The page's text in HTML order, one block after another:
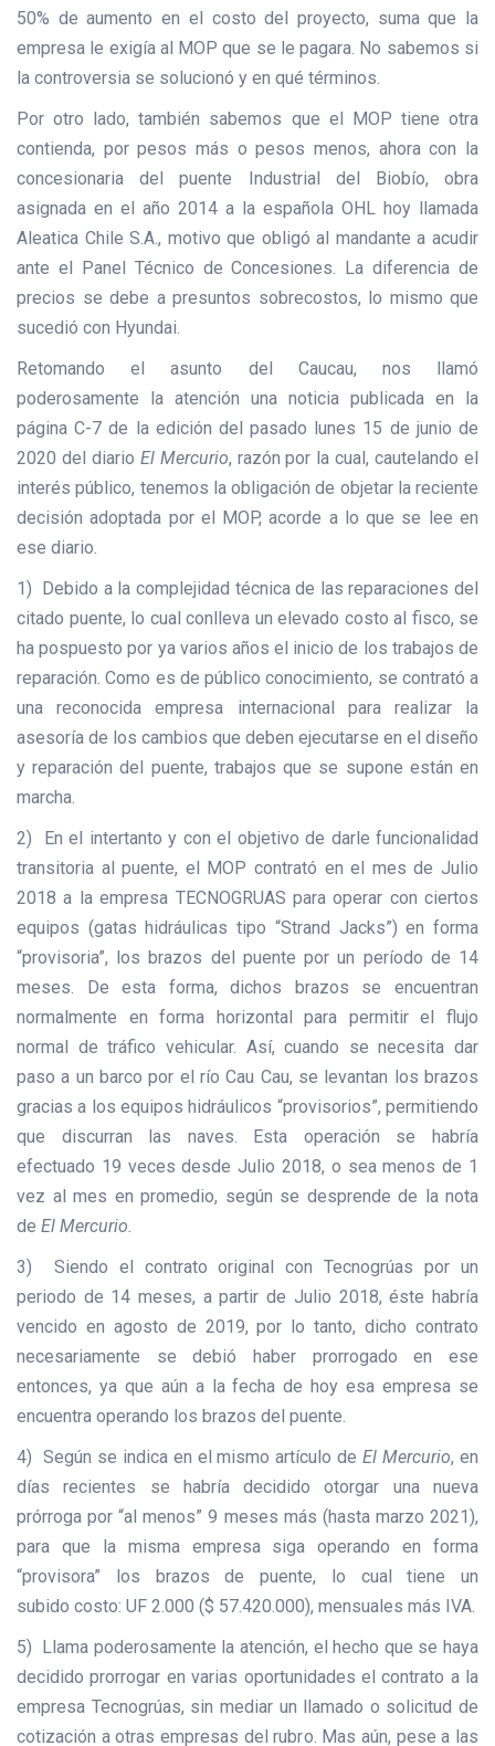
50% de aumento en el costo del proyecto, suma que la
empresa le exigía al MOP que se le pagara. No sabemos si
la controversia se solucionó y en qué términos.
Por otro lado, también sabemos que el MOP tiene otra
contienda, por pesos más o pesos menos, ahora con la
concesionaria del puente Industrial del Biobío, obra
asignada en el año 2014 a la española OHL hoy llamada
Aleatica Chile S.A., motivo que obligó al mandante a acudir
ante el Panel Técnico de Concesiones. La diferencia de
precios se debe a presuntos sobrecostos, lo mismo que
sucedió con Hyundai.
Retomando el asunto del Caucau, nos llamó
poderosamente la atención una noticia publicada en la
página C-7 de la edición del pasado lunes 15 de junio de
2020 del diario El Mercurio, razón por la cual, cautelando el
interés público, tenemos la obligación de objetar la reciente
decisión adoptada por el MOP, acorde a lo que se lee en
ese diario.
1) Debido a la complejidad técnica de las reparaciones del
citado puente, lo cual conlleva un elevado costo al fisco, se
ha pospuesto por ya varios años el inicio de los trabajos de
reparación. Como es de público conocimiento, se contrató a
una reconocida empresa internacional para realizar la
asesoría de los cambios que deben ejecutarse en el diseño
y reparación del puente, trabajos que se supone están en
marcha.
2) En el intertanto y con el objetivo de darle funcionalidad
transitoria al puente, el MOP contrató en el mes de Julio
2018 a la empresa TECNOGRUAS para operar con ciertos
equipos (gatas hidráulicas tipo “Strand Jacks”) en forma
“provisoria”, los brazos del puente por un período de 14
meses. De esta forma, dichos brazos se encuentran
normalmente en forma horizontal para permitir el flujo
normal de tráfico vehicular. Así, cuando se necesita dar
paso a un barco por el río Cau Cau, se levantan los brazos
gracias a los equipos hidráulicos “provisorios”, permitiendo
que discurran las naves. Esta operación se habría
efectuado 19 veces desde Julio 2018, o sea menos de 1
vez al mes en promedio, según se desprende de la nota
de El Mercurio.
3) Siendo el contrato original con Tecnogrúas por un
periodo de 14 meses, a partir de Julio 2018, éste habría
vencido en agosto de 2019, por lo tanto, dicho contrato
necesariamente se debió haber prorrogado en ese
entonces, ya que aún a la fecha de hoy esa empresa se
encuentra operando los brazos del puente.
4) Según se indica en el mismo artículo deEl Mercurio, en
días recientes se habría decidido otorgar una nueva
prórroga por “al menos” 9 meses más (hasta marzo 2021),
para que la misma empresa siga operando en forma
“provisora” los brazos de puente, lo cual tiene un
subido costo: UF 2.000 ($ 57.420.000), mensuales más IVA.
5) Llama poderosamente la atención, el hecho que se haya
decidido prorrogar en varias oportunidades el contrato a la
empresa Tecnogrúas, sin mediar un llamado o solicitud de
cotización a otras empresas del rubro. Mas aún, pese a las